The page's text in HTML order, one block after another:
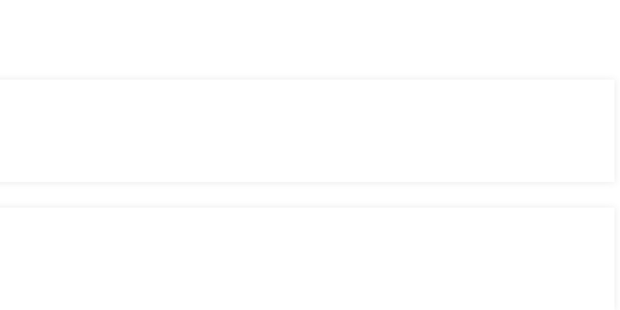
complicações.
do mercado.
e dApps.